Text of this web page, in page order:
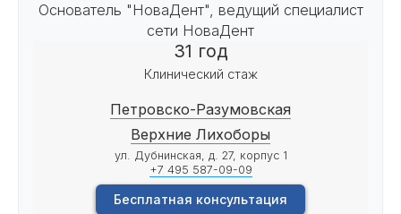
Основатель "НоваДент", ведущий специалист
сети НоваДент
31 год
Клинический стаж
Петровско-Разумовская
Верхние Лихоборы
ул. Дубнинская, д. 27, корпус 1
+7 495 587-09-09
Бесплатная консультация